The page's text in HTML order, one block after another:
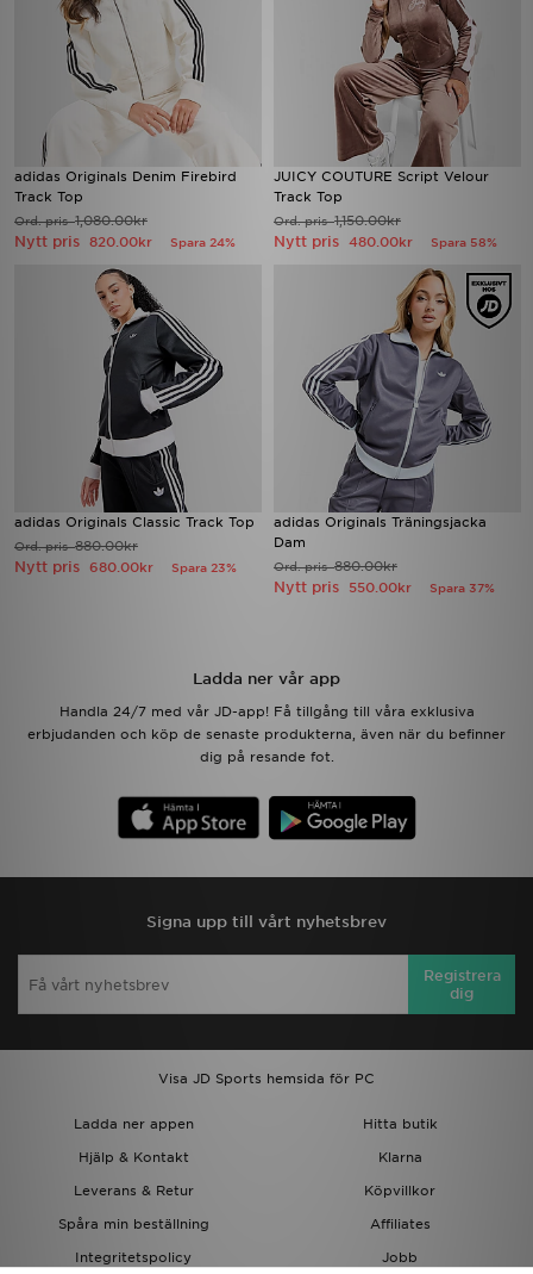
adidas Originals Denim Firebird
Track Top
Ord. pris1,080.00kr
Nytt pris 820.00kr Spara 24%
JUICY COUTURE Script Velour
Track Top
Ord. pris1,150.00kr
Nytt pris 480.00kr Spara 58%
adidas Originals Classic Track Top
Ord. pris880.00kr
Nytt pris 680.00kr Spara 23%
adidas Originals Träningsjacka
Dam
Ord. pris880.00kr
Nytt pris 550.00kr Spara 37%
Ladda ner vår app
Handla 24/7 med vår JD-app! Få tillgång till våra exklusiva
erbjudanden och köp de senaste produkterna, även när du befinner
dig på resande fot.
Signa upp till vårt nyhetsbrev
Registrera
dig
Visa JD Sports hemsida för PC
Ladda ner appen
Hitta butik
Hjälp & Kontakt
Klarna
Leverans & Retur
Köpvillkor
Spåra min beställning
Affiliates
Integritetspolicy
Jobb